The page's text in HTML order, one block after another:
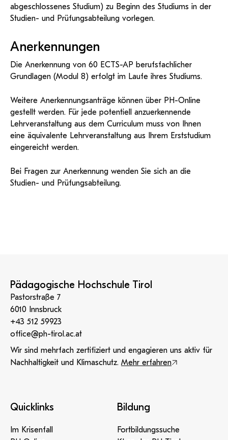
abgeschlossenes Studium) zu Beginn des Studiums in der
Studien- und Prüfungsabteilung vorlegen.
Anerkennungen
Die Anerkennung von 60 ECTS-AP berufsfachlicher
Grundlagen (Modul 8) erfolgt im Laufe ihres Studiums.
Weitere Anerkennungsanträge können über PH-Online
gestellt werden. Für jede potentiell anzuerkennende
Lehrveranstaltung aus dem Curriculum muss von Ihnen
eine äquivalente Lehrveranstaltung aus Ihrem Erststudium
eingereicht werden.
Bei Fragen zur Anerkennung wenden Sie sich an die
Studien- und Prüfungsabteilung.
Pädagogische Hochschule Tirol
Pastorstraße 7
6010 Innsbruck
+43 512 59923
office@ph-tirol.ac.at
Wir sind mehrfach zertifiziert und engagieren uns aktiv für
Nachhaltigkeit und Klimaschutz. Mehr erfahren
Quicklinks
Im Krisenfall
Bildung
Fortbildungssuche